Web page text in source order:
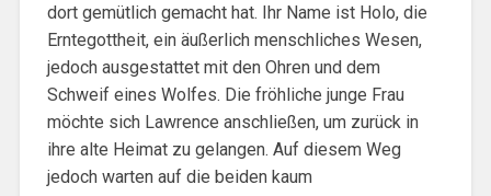
dort gemütlich gemacht hat. Ihr Name ist Holo, die
Erntegottheit, ein äußerlich menschliches Wesen,
jedoch ausgestattet mit den Ohren und dem
Schweif eines Wolfes. Die fröhliche junge Frau
möchte sich Lawrence anschließen, um zurück in
ihre alte Heimat zu gelangen. Auf diesem Weg
jedoch warten auf die beiden kaum